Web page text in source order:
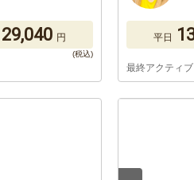
29,040 円 平日
最終アクティ